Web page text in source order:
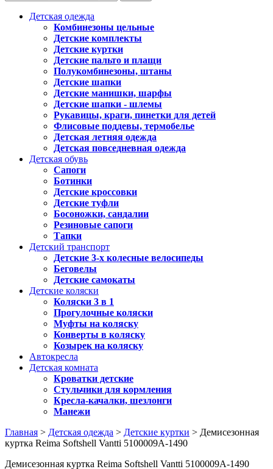
Детская одежда
Комбинезоны цельные
Детские комплекты
Детские куртки
Детские пальто и плащи
Полукомбинезоны, штаны
Детские шапки
Детские манишки, шарфы
Детские шапки - шлемы
Рукавицы, краги, пинетки для детей
Флисовые поддевы, термобелье
Детская летняя одежда
Детская повседневная одежда
Детская обувь
Сапоги
Ботинки
Детские кроссовки
Детские туфли
Босоножки, сандалии
Резиновые сапоги
Тапки
Детский транспорт
Детские 3-х колесные велосипеды
Беговелы
Детские самокаты
Детские коляски
Коляски 3 в 1
Прогулочные коляски
Муфты на коляску
Конверты в коляску
Козырек на коляску
Автокресла
Детская комната
Кроватки детские
Стульчики для кормления
Кресла-качалки, шезлонги
Манежи
Главная > Детская одежда > Детские куртки > Демисезонная
куртка Reima Softshell Vantti 5100009A-1490
Демисезонная куртка Reima Softshell Vantti 5100009A-1490